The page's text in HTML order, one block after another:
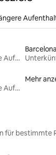
Unterkünfte für längere Aufenthalte
Barcelona
Unterkünfte für längere Aufenthalte
Mehr
für